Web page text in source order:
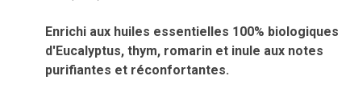
Enrichi aux huiles essentielles 100% biologiques
d'Eucalyptus, thym, romarin et inule aux notes
purifiantes et réconfortantes.